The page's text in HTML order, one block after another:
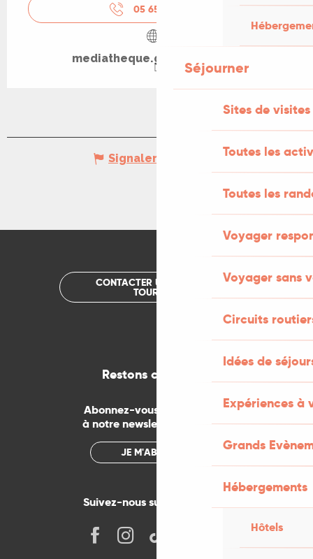
Séjourner
Sites de visites
Toutes les
Toutes les
Voyager
Voyager sans
Circuits
Idées de
Expériences à
Grands
Hébergements
Hôtels
05 65 24 13
mediatheque.grandcahors.fr
Signaler une erreur
CONTACTER UN OFFICE DE
TOURISME
Restons connectés
Abonnez-vous gratuitement
à notre newsletter mensuelle
JE M'ABONNE
Suivez-nous sur les réseaux !